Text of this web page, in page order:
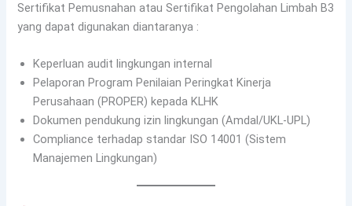
Sertifikat Pemusnahan atau Sertifikat Pengolahan Limbah B3
yang dapat digunakan diantaranya :
Keperluan audit lingkungan internal
Pelaporan Program Penilaian Peringkat Kinerja
Perusahaan (PROPER) kepada KLHK
Dokumen pendukung izin lingkungan (Amdal/UKL-UPL)
Compliance terhadap standar ISO 14001 (Sistem
Manajemen Lingkungan)